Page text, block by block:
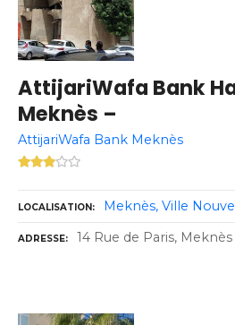
AttijariWafa Bank
Meknès –
AttijariWafa Bank Meknès
LOCALISATION Meknès Ville
ADRESSE 14 Rue de Paris, Meknès